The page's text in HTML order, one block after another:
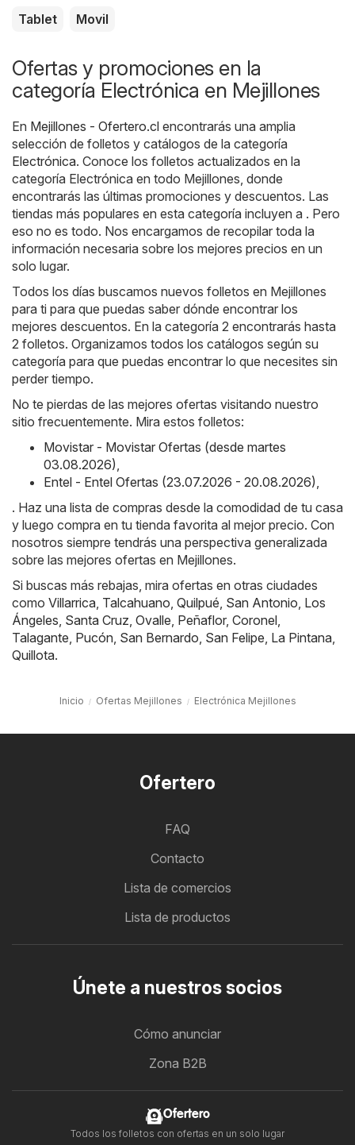
Tablet Movil
Ofertas y promociones en la
categoría Electrónica en Mejillones
En Mejillones - Ofertero.cl encontrarás una amplia
selección de folletos y catálogos de la categoría
Electrónica. Conoce los folletos actualizados en la
categoría Electrónica en todo Mejillones, donde
encontrarás las últimas promociones y descuentos. Las
tiendas más populares en esta categoría incluyen a . Pero
eso no es todo. Nos encargamos de recopilar toda la
información necesaria sobre los mejores precios en un
solo lugar.
Todos los días buscamos nuevos folletos en Mejillones
para ti para que puedas saber dónde encontrar los
mejores descuentos. En la categoría 2 encontrarás hasta
2 folletos. Organizamos todos los catálogos según su
categoría para que puedas encontrar lo que necesites sin
perder tiempo.
No te pierdas de las mejores ofertas visitando nuestro
sitio frecuentemente. Mira estos folletos:
Movistar - Movistar Ofertas (desde martes
03.08.2026),
Entel - Entel Ofertas (23.07.2026 - 20.08.2026),
. Haz una lista de compras desde la comodidad de tu casa
y luego compra en tu tienda favorita al mejor precio. Con
nosotros siempre tendrás una perspectiva generalizada
sobre las mejores ofertas en Mejillones.
Si buscas más rebajas, mira ofertas en otras ciudades
como Villarrica, Talcahuano, Quilpué, San Antonio, Los
Ángeles, Santa Cruz, Ovalle, Peñaflor, Coronel,
Talagante, Pucón, San Bernardo, San Felipe, La Pintana,
Quillota.
Inicio Ofertas Mejillones Electrónica Mejillones
Ofertero
FAQ
Contacto
Lista de comercios
Lista de productos
Únete a nuestros socios
Cómo anunciar
Zona B2B
Ofertero
Todos los folletos con ofertas en un solo lugar